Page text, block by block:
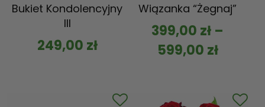
Bukiet Kondolencyjny
III
249,00 zł
Wiązanka “Żegnaj”
399,00 zł –
599,00 zł